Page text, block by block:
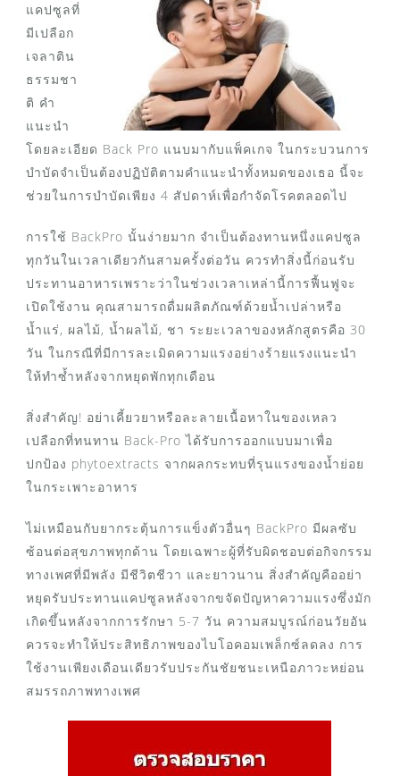
แคปซูลที่
มีเปลือก
เจลาติน
ธรรมชา
ติ คำ
แนะนำ
โดยละเอียด Back Pro แนบมากับแพ็คเกจ ในกระบวนการ
บำบัดจำเป็นต้องปฏิบัติตามคำแนะนำทั้งหมดของเธอ นี้จะ
ช่วยในการบำบัดเพียง 4 สัปดาห์เพื่อกำจัดโรคตลอดไป
การใช้ BackPro นั้นง่ายมาก จำเป็นต้องทานหนึ่งแคปซูล
ทุกวันในเวลาเดียวกันสามครั้งต่อวัน ควรทำสิ่งนี้ก่อนรับ
ประทานอาหารเพราะว่าในช่วงเวลาเหล่านี้การฟื้นฟูจะ
เปิดใช้งาน คุณสามารถดื่มผลิตภัณฑ์ด้วยน้ำเปล่าหรือ
น้ำแร่, ผลไม้, น้ำผลไม้, ชา ระยะเวลาของหลักสูตรคือ 30
วัน ในกรณีที่มีการละเมิดความแรงอย่างร้ายแรงแนะนำ
ให้ทำซ้ำหลังจากหยุดพักทุกเดือน
สิ่งสำคัญ! อย่าเคี้ยวยาหรือละลายเนื้อหาในของเหลว
เปลือกที่ทนทาน Back-Pro ได้รับการออกแบบมาเพื่อ
ปกป้อง phytoextracts จากผลกระทบที่รุนแรงของน้ำย่อย
ในกระเพาะอาหาร
ไม่เหมือนกับยากระตุ้นการแข็งตัวอื่นๆ BackPro มีผลซับ
ซ้อนต่อสุขภาพทุกด้าน โดยเฉพาะผู้ที่รับผิดชอบต่อกิจกรรม
ทางเพศที่มีพลัง มีชีวิตชีวา และยาวนาน สิ่งสำคัญคืออย่า
หยุดรับประทานแคปซูลหลังจากขจัดปัญหาความแรงซึ่งมัก
เกิดขึ้นหลังจากการรักษา 5-7 วัน ความสมบูรณ์ก่อนวัยอัน
ควรจะทำให้ประสิทธิภาพของไบโอคอมเพล็กซ์ลดลง การ
ใช้งานเพียงเดือนเดียวรับประกันชัยชนะเหนือภาวะหย่อน
สมรรถภาพทางเพศ